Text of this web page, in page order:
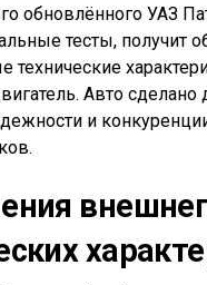
обновлённого УАЗ
тесты, получит
технические
Авто
и